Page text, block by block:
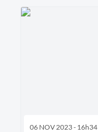
06 NOV 2023 - 16h34